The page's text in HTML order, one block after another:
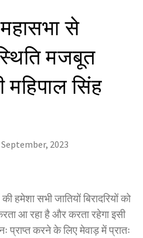
महासभा से
मजबूत
सिंह
September, 2023
हमेशा सभी जातियों बिरादरियों को
आ रहा है और करता रहेगा इसी
प्राप्त करने के लिए मेवाड़ में प्रातः